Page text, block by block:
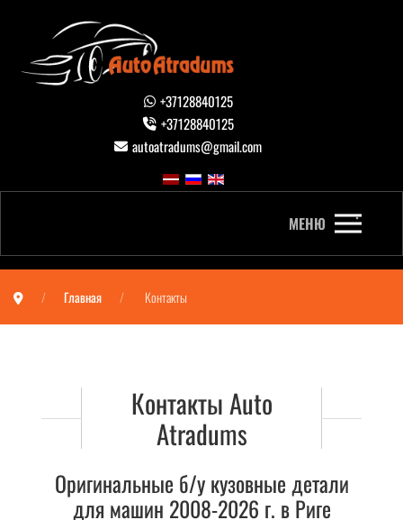
+37128840125
+37128840125
autoatradums@gmail.com
МЕНЮ
Главная Контакты
Контакты Auto
Atradums
Оригинальные б/у кузовные детали
для машин 2008-2026 г. в Риге